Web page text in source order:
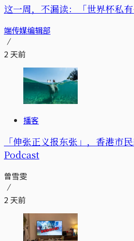
这一周，不漏读：「世界杯私
端传媒编辑部
2 天前
播客
「伸张正义报东张」，香港市
Podcast
曾雪雯
2 天前